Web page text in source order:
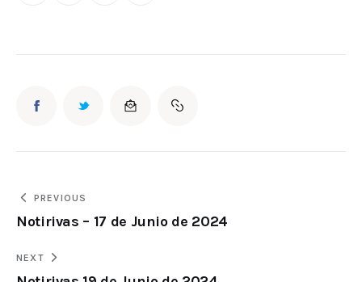
PREVIOUS
Notirivas – 17 de Junio de 2024
NEXT